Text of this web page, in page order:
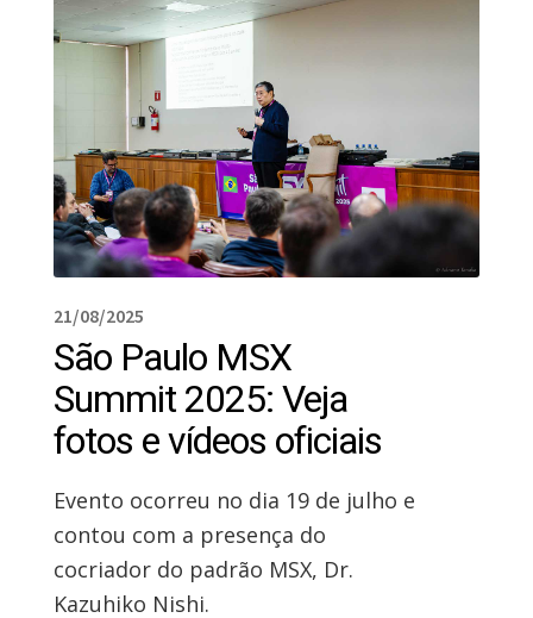
21/08/2025
São Paulo MSX
Summit 2025: Veja
fotos e vídeos oficiais
Evento ocorreu no dia 19 de julho e
contou com a presença do
cocriador do padrão MSX, Dr.
Kazuhiko Nishi.